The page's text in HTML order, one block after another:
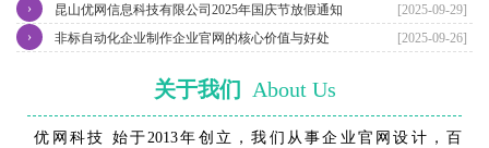
[2025-09-29]
昆山优网信息科技有限公司2025年国庆节放假通知
›
[2025-09-26]
非标自动化企业制作企业官网的核心价值与好处
›
关于我们 About Us
优网科技 始于2013年创立，我们从事企业官网设计，百